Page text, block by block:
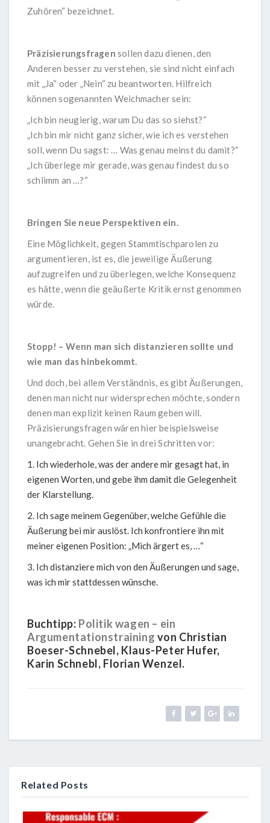
Zuhören“ bezeichnet.
Präzisierungsfragen sollen dazu dienen, den
Anderen besser zu verstehen, sie sind nicht einfach
mit „Ja“ oder „Nein“ zu beantworten. Hilfreich
können sogenannten Weichmacher sein:
„Ich bin neugierig, warum Du das so siehst?“
„Ich bin mir nicht ganz sicher, wie ich es verstehen
soll, wenn Du sagst: … Was genau meinst du damit?“
„Ich überlege mir gerade, was genau findest du so
schlimm an …?“
Bringen Sie neue Perspektiven ein.
Eine Möglichkeit, gegen Stammtischparolen zu
argumentieren, ist es, die jeweilige Äußerung
aufzugreifen und zu überlegen, welche Konsequenz
es hätte, wenn die geäußerte Kritik ernst genommen
würde.
Stopp! – Wenn man sich distanzieren sollte und
wie man das hinbekommt.
Und doch, bei allem Verständnis, es gibt Äußerungen,
denen man nicht nur widersprechen möchte, sondern
denen man explizit keinen Raum geben will.
Präzisierungsfragen wären hier beispielsweise
unangebracht. Gehen Sie in drei Schritten vor:
Ich wiederhole, was der andere mir gesagt hat, in
eigenen Worten, und gebe ihm damit die Gelegenheit
der Klarstellung.
Ich sage meinem Gegenüber, welche Gefühle die
Äußerung bei mir auslöst. Ich konfrontiere ihn mit
meiner eigenen Position: „Mich ärgert es, …“
Ich distanziere mich von den Äußerungen und sage,
was ich mir stattdessen wünsche.
Buchtipp: Politik wagen – ein
Argumentationstraining von Christian
Boeser-Schnebel, Klaus-Peter Hufer,
Karin Schnebl, Florian Wenzel.
Related Posts